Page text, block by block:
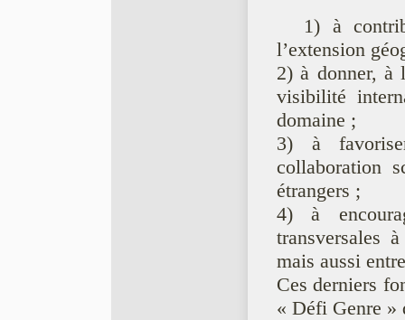
1) à
l’extension
2) à donner, à
visibilité
domaine ;
3) à
collaboration
étrangers ;
4) à
transversales
mais aussi
Ces derniers
« Défi Genre »